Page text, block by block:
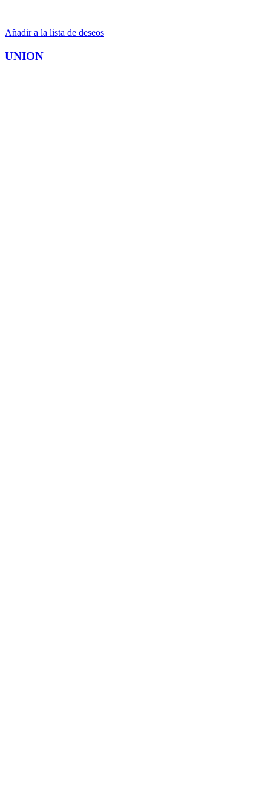
Añadir a la lista de deseos
UNION